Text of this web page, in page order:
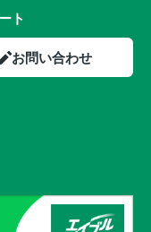
ト
お問い合わせ